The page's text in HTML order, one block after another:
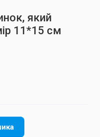
який
11*15 см